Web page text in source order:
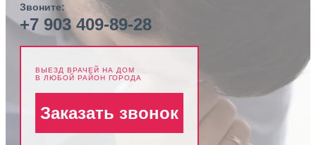
Звоните:
+7 903 409-89-28
ВЫЕЗД ВРАЧЕЙ НА ДОМ
В ЛЮБОЙ РАЙОН ГОРОДА
Заказать звонок